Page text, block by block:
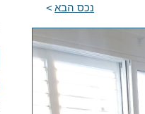
נכס הבא